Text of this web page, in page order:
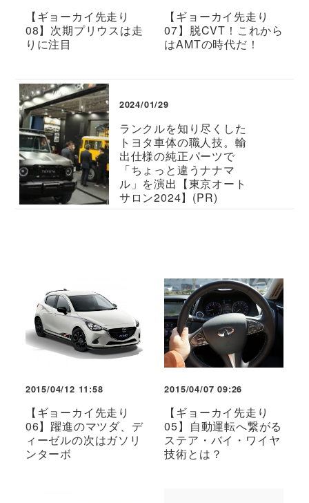
【ギョーカイ先走り
08】次期プリウスは走
りに注目
【ギョーカイ先走り
07】脱CVT！これから
はAMTの時代だ！
2024/01/29
ランクルを知り尽くした
トヨタ車体の職人技。輸
出仕様の純正パーツで
「ちょっと違うナナマ
ル」を演出【東京オート
サロン2024】(PR)
2015/04/12 11:58
【ギョーカイ先走り
06】躍進のマツダ、デ
ィーゼルの次はガソリ
ンターボ
2015/04/07 09:26
【ギョーカイ先走り
05】自動運転へ繋がる
ステア・バイ・ワイヤ
技術とは？